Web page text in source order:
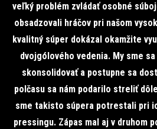
veľký problém zvládať osobné
obsadzovali hráčov pri našom
kvalitný súper dokázal okamžite
dvojgólového vedenia. My sme
skonsolidovať a postupne sa
polčasu sa nám podarilo streliť
sme takisto súpera potrestali pri
pressingu. Zápas mal aj v druhom